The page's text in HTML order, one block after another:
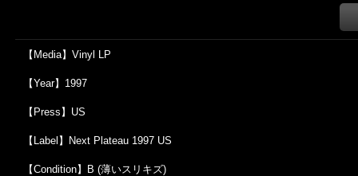
【Media】Vinyl LP
【Year】1997
【Press】US
【Label】Next Plateau 1997 US
【Condition】B (薄いスリキズ)